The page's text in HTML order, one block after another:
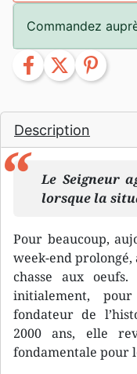
Description
Le Seigneur
lorsque la
Pour beaucoup,
week-end prolongé,
chasse aux
initialement,
fondateur de
2000 ans, elle
fondamentale pour
Commandez
facebook twitter pinterest